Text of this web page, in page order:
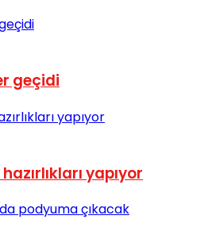
geçidi
yapıyor